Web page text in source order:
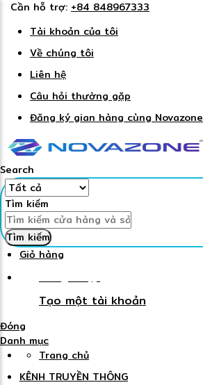
Cần hỗ trợ: +84 848967333
Tài khoản của tôi
Về chúng tôi
Liên hệ
Câu hỏi thường gặp
Đăng ký gian hàng cùng Novazone
Search
Tìm kiếm
Tìm kiếm
Giỏ hàng
Đăng nhập
Tạo một tài khoản
Đóng
Danh mục
Trang chủ
KÊNH TRUYỀN THÔNG